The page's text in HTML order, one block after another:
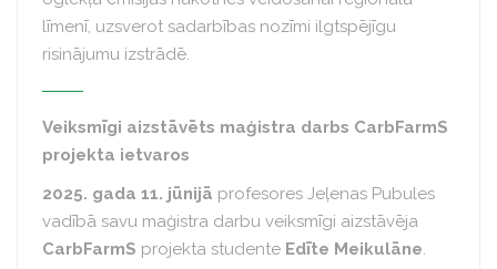
līmenī, uzsverot sadarbības nozīmi ilgtspējīgu
risinājumu izstrādē.
Veiksmīgi aizstāvēts maģistra darbs CarbFarmS
projekta ietvaros
2025. gada 11. jūnijā profesores Jeļenas Pubules
vadībā savu maģistra darbu veiksmīgi aizstāvēja
CarbFarmS projekta studente Edīte Meikulāne.